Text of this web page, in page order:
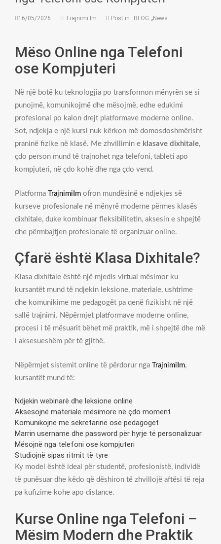
16/05/2026 Trajnimi Im Post in BLOG ,News
Mëso Online nga Telefoni
ose Kompjuteri
Në një botë ku teknologjia po transformon mënyrën se si
punojmë, komunikojmë dhe mësojmë, edhe edukimi
profesional po kalon drejt platformave moderne online.
Sot, ndjekja e një kursi nuk kërkon më domosdoshmërisht
praninë fizike në klasë. Me zhvillimin e klasave dixhitale,
çdo person mund të trajnohet nga telefoni, tableti apo
kompjuteri, në çdo kohë dhe nga çdo vend.
Platforma TrajnimiIm ofron mundësinë e ndjekjes së
kurseve profesionale në mënyrë moderne përmes klasës
dixhitale, duke kombinuar fleksibilitetin, aksesin e shpejtë
dhe përmbajtjen profesionale të organizuar online.
Çfarë është Klasa Dixhitale?
Klasa dixhitale është një mjedis virtual mësimor ku
kursantët mund të ndjekin leksione, materiale, ushtrime
dhe komunikime me pedagogët pa qenë fizikisht në një
sallë trajnimi. Nëpërmjet platformave moderne online,
procesi i të mësuarit bëhet më praktik, më i shpejtë dhe më
i aksesueshëm për të gjithë.
Nëpërmjet sistemit online të përdorur nga TrajnimiIm,
kursantët mund të:
Ndjekin webinarë dhe leksione online
Aksesojnë materiale mësimore në çdo moment
Komunikojnë me sekretarinë ose pedagogët
Marrin username dhe password për hyrje të personalizuar
Mësojnë nga telefoni ose kompjuteri
Studiojnë sipas ritmit të tyre
Ky model është ideal për studentë, profesionistë, individë
të punësuar dhe këdo që dëshiron të zhvillojë aftësi të reja
pa kufizime kohe apo distance.
Kurse Online nga Telefoni –
Mësim Modern dhe Praktik